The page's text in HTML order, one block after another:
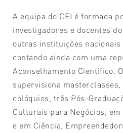
A equipa do CEI é formada
investigadores e docentes do
outras instituições nacionais
contando ainda com uma
Aconselhamento Científico.
supervisiona masterclasses,
colóquios, três Pós-
Culturais para Negócios,
e em Ciência,